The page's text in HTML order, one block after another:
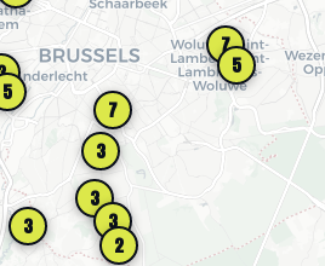
7
2
3
3
3
3
5
7
5